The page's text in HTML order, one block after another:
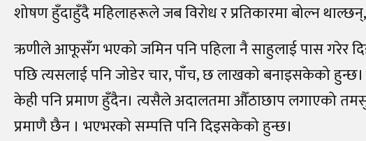
शोषण हुँदाहुँदै महिलाहरूले जब विरोध र प्रतिकारमा बोल्न
ऋणीले आफूसँग भएको जमिन पनि पहिला नै साहुलाई पास गरेर
पछि त्यसलाई पनि जोडेर चार, पाँच, छ लाखको बनाइसकेको
केही पनि प्रमाण हुँदैन। त्यसैले अदालतमा औँठाछाप लगाएको
प्रमाणै छैन । भएभरको सम्पत्ति पनि दिइसकेको हुन्छ।